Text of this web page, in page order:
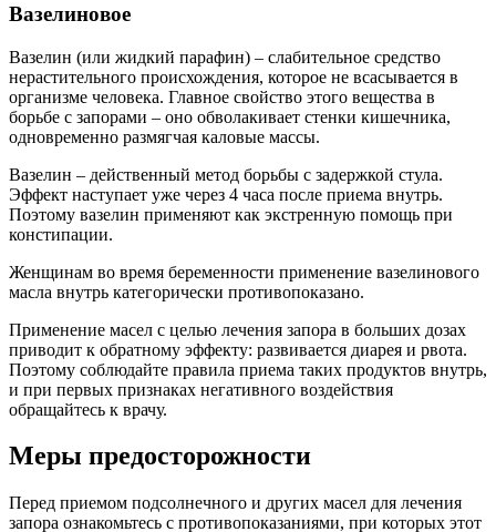
Вазелиновое
Вазелин (или жидкий парафин) – слабительное средство
нерастительного происхождения, которое не всасывается в
организме человека. Главное свойство этого вещества в
борьбе с запорами – оно обволакивает стенки кишечника,
одновременно размягчая каловые массы.
Вазелин – действенный метод борьбы с задержкой стула.
Эффект наступает уже через 4 часа после приема внутрь.
Поэтому вазелин применяют как экстренную помощь при
констипации.
Женщинам во время беременности применение вазелинового
масла внутрь категорически противопоказано.
Применение масел с целью лечения запора в больших дозах
приводит к обратному эффекту: развивается диарея и рвота.
Поэтому соблюдайте правила приема таких продуктов внутрь,
и при первых признаках негативного воздействия
обращайтесь к врачу.
Меры предосторожности
Перед приемом подсолнечного и других масел для лечения
запора ознакомьтесь с противопоказаниями, при которых этот